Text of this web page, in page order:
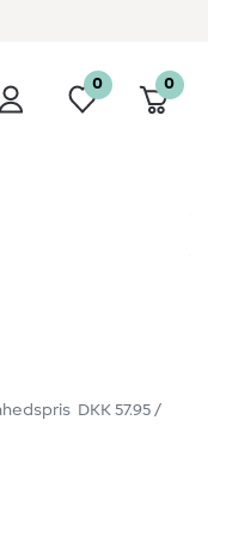
0 0
DKK 57.95 /